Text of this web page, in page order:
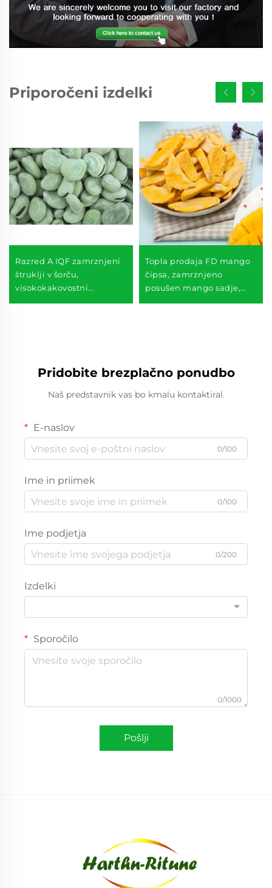
Priporočeni izdelki
Razred A IQF zamrznjeni
štruklji v šorču,
visokokakovostni
zamrznjeni štruklji v večji
Topla prodaja FD mango
čipsa, zamrznjeno
posušen mango sadje,
okusne zdrave dobrote
Pridobite brezplačno ponudbo
Naš predstavnik vas bo kmalu kontaktiral.
E-naslov
0/100
Ime in priimek
0/100
Ime podjetja
0/200
Izdelki
Sporočilo
0/1000
Pošlji